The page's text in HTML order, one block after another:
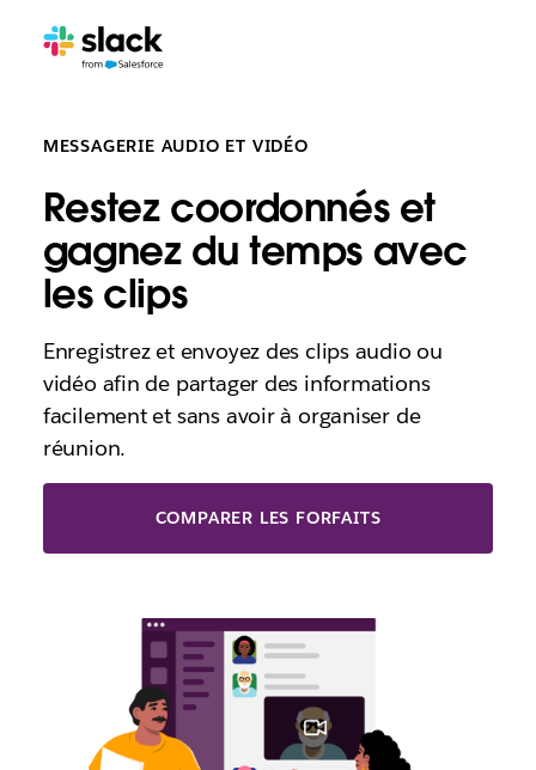
MESSAGERIE AUDIO ET VIDÉO
Restez coordonnés et
gagnez du temps avec
les clips
Enregistrez et envoyez des clips audio ou
vidéo afin de partager des informations
facilement et sans avoir à organiser de
réunion.
COMPARER LES FORFAITS